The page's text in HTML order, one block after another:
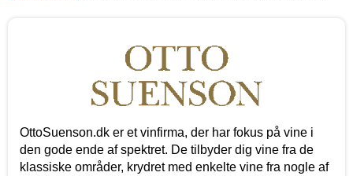
OttoSuenson.dk er et vinfirma, der har fokus på vine i
den gode ende af spektret. De tilbyder dig vine fra de
klassiske områder, krydret med enkelte vine fra nogle af